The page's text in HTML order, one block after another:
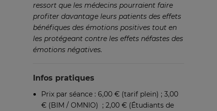
ressort que les médecins pourraient faire
profiter davantage leurs patients des effets
bénéfiques des émotions positives tout en
les protégeant contre les effets néfastes des
émotions négatives.
Infos pratiques
Prix par séance : 6,00 € (tarif plein) ; 3,00
€ (BIM / OMNIO)
; 2,00 € (Étudiants de